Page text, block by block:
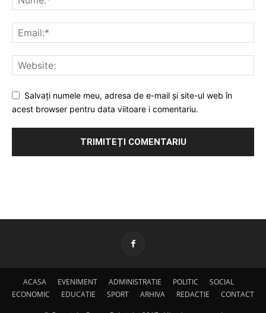
Salvați numele meu, adresa de e-mail și site-ul web în
acest browser pentru data viitoare i comentariu.
ACASA EVENIMENT ADMINISTRATIE POLITIC
SOCIAL
ECONOMIC
EDUCATIE SPORT ARHIVA REDACTIE CONTACT